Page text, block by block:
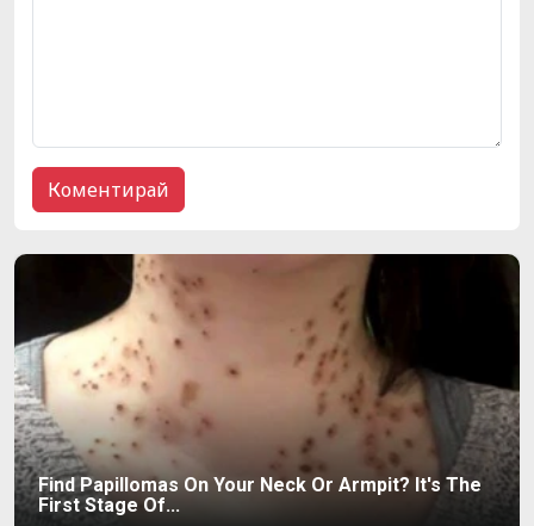
Find Papillomas On Your Neck Or Armpit? It's The
First Stage Of...